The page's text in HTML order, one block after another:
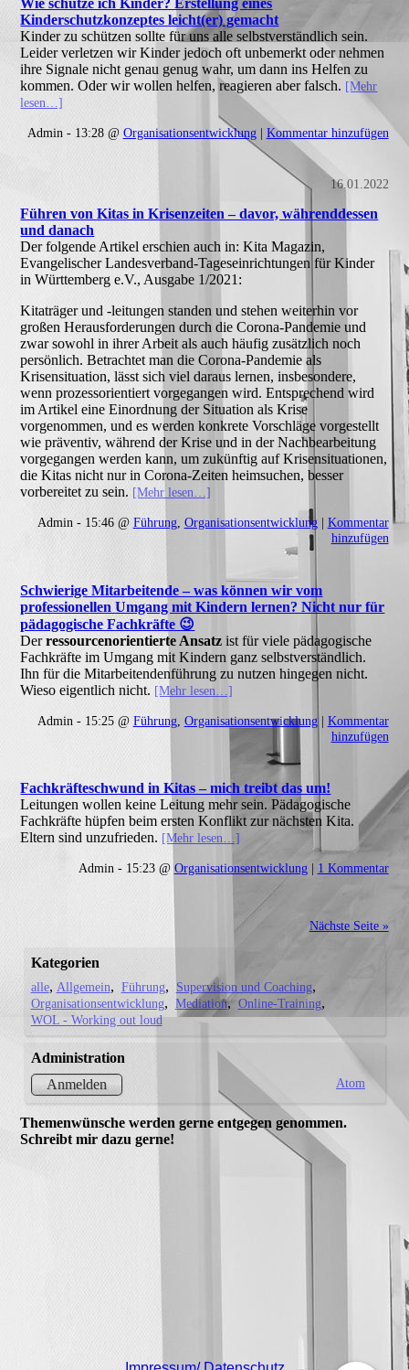
Kinderschutzkonzeptes leicht(er) gemacht
Kinder zu schützen sollte für uns alle selbstverständlich sein.
Leider verletzen wir Kinder jedoch oft unbemerkt oder nehmen
ihre Signale nicht genau genug wahr, um dann ins Helfen zu
kommen. Oder wir wollen helfen, reagieren aber falsch. [Mehr
lesen…]
Admin - 13:28 @ Organisationsentwicklung| Kommentar hinzufügen
16.01.2022
Führen von Kitas in Krisenzeiten – davor, währenddessen
und danach
Der folgende Artikel erschien auch in: Kita Magazin,
Evangelischer Landesverband-Tageseinrichtungen für Kinder
in Württemberg e.V., Ausgabe 1/2021:
Kitaträger und -leitungen standen und stehen weiterhin vor
großen Herausforderungen durch die Corona-Pandemie und
zwar sowohl in ihrer Arbeit als auch häufig zusätzlich noch
persönlich. Betrachtet man die Corona-Pandemie als
Krisensituation, lässt sich viel daraus lernen, insbesondere,
wenn prozessorientiert vorgegangen wird. Entsprechend wird
im Artikel eine Einordnung der Situation als Krise
vorgenommen, und es werden konkrete Vorschläge vorgestellt
wie präventiv, während der Krise und in der Nachbearbeitung
vorgegangen werden kann, um zukünftig auf Krisensituationen,
die Kitas nicht nur in Corona-Zeiten heimsuchen, besser
vorbereitet zu sein. [Mehr lesen…]
Admin - 15:46 @Führung, Organisationsentwicklung| Kommentar
hinzufügen
Schwierige Mitarbeitende – was können wir vom
professionellen Umgang mit Kindern lernen? Nicht nur für
pädagogische Fachkräfte 😉
Derressourcenorientierte Ansatz ist für viele pädagogische
Fachkräfte im Umgang mit Kindern ganz selbstverständlich.
Ihn für die Mitarbeitendenführung zu nutzen hingegen nicht.
Wieso eigentlich nicht.[Mehr lesen…]
Admin - 15:25 @Führung, Organisationsentwicklung| Kommentar
hinzufügen
Fachkräfteschwund in Kitas – mich treibt das um!
Leitungen wollen keine Leitung mehr sein. Pädagogische
Fachkräfte hüpfen beim ersten Konflikt zur nächsten Kita.
Eltern sind unzufrieden. [Mehr lesen…]
Admin - 15:23 @ Organisationsentwicklung| 1 Kommentar
Nächste Seite »
Kategorien
alle Allgemein Führung
Supervision und Coaching
Organisationsentwicklung
Mediation
Online-Training
WOL - Working out loud
Administration
Anmelden
Atom
Themenwünsche werden gerne entgegen genommen.
Schreibt mir dazu gerne!